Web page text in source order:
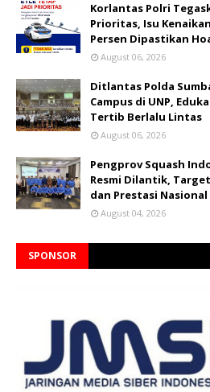
Korlantas Polri
Prioritas, Isu
Persen Dipastikan
August 06, 2026
Ditlantas Polda
Campus di UNP,
Tertib Berlalu Lintas
August 06, 2026
Pengprov Squash
Resmi Dilantik,
dan Prestasi Nasional
August 04, 2026
SPONSOR